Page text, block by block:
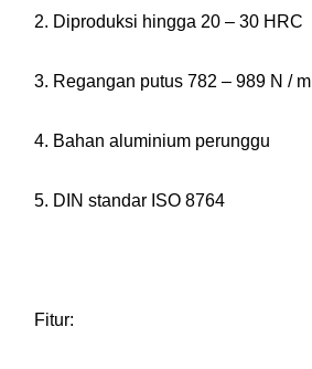
2. Diproduksi hingga 20 – 30 HRC
3. Regangan putus 782 – 989 N / m
4. Bahan aluminium perunggu
5. DIN standar ISO 8764
Fitur: